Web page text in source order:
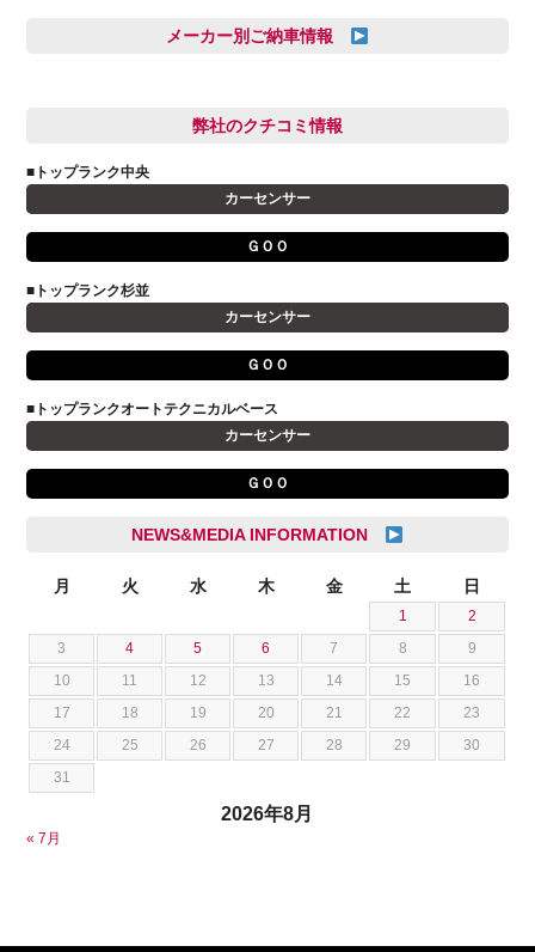
多田 健人
小澤 孝久
小野 利公
山本 大輔
岩井 裕一
石川 成一郎
荒居 力哉
荻野 雅史
菊池 大誠
藤本 京弥
西川 諒
メーカー別ご納車情報
FIAT
JAGUAR
アストンマーティン
アルファロメオ
キャデラック
クライスラー
クライスラージープ
スズキ
ダッジ
テスラ
トヨタ
ニッサン
フェラーリ
フォルクスワーゲン
ポルシェ
弊社のクチコミ情報
■トップランク中央
カーセンサー
ＧＯＯ
■トップランク杉並
カーセンサー
ＧＯＯ
■トップランクオートテクニカルベース
カーセンサー
ＧＯＯ
NEWS&MEDIA INFORMATION
2026年8月
月 火 水 木 金 土 日
1
2
3
4 5 6 7 8
9
10
11 12 13 14 15
16
17
18 19 20 21 22
23
24
25 26 27 28 29
30
31
« 7月